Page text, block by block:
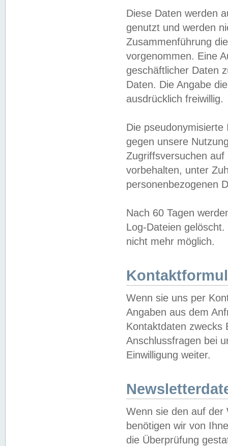
Diese Daten werden
genutzt und werden
Zusammenführung
vorgenommen. Eine
geschäftlicher Daten
Daten. Die Angabe
ausdrücklich freiwillig.
Die
gegen unsere
Zugriffsversuchen
vorbehalten, unter
personenbezogenen
Nach 60 Tagen
Log-Dateien
nicht mehr möglich.
Wenn sie uns per
Angaben aus dem
Kontaktdaten zwecks
Anschlussfragen bei
Einwilligung weiter.
Wenn sie den auf der
benötigen wir von
die Überprüfung